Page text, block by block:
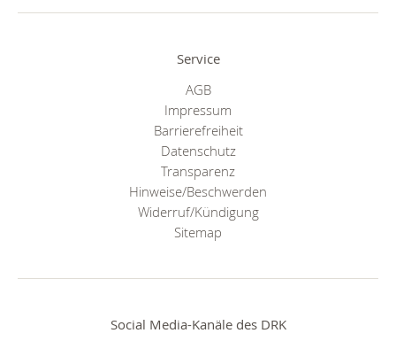
Service
AGB
Impressum
Barrierefreiheit
Datenschutz
Transparenz
Hinweise/Beschwerden
Widerruf/Kündigung
Sitemap
Social Media-Kanäle des DRK